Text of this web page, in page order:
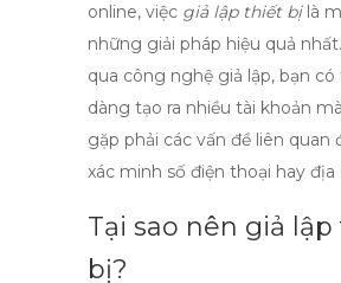
online, việc giả lập thiết bịlà
những giải pháp hiệu quả
qua công nghệ giả lập, bạn có
dàng tạo ra nhiều tài khoản
gặp phải các vấn đề liên quan
xác minh số điện thoại hay địa
Tại sao nên giả
bị?